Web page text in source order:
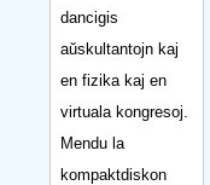
dancigis
aŭskultantojn kaj
en fizika kaj en
virtuala kongresoj.
Mendu la
kompaktdiskon